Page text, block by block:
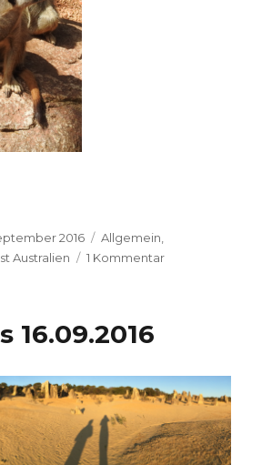
2016 Kategorien
Allgemein,
Australien 1 Kommentarzu
16.09.2016